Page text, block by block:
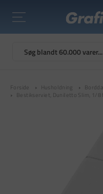
Forside Husholdning
Bestikserviet, Duniletto Slim, 1/8